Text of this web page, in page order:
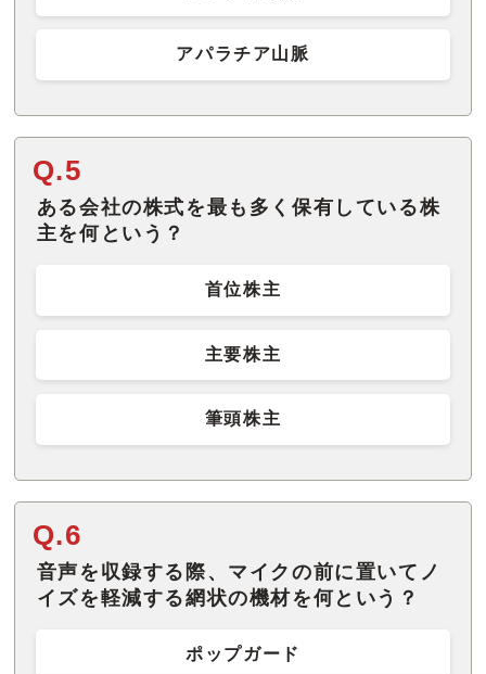
アパラチア山脈
Q.5
ある会社の株式を最も多く保有している株
主を何という？
首位株主
主要株主
筆頭株主
Q.6
音声を収録する際、マイクの前に置いてノ
イズを軽減する網状の機材を何という？
ポップガード